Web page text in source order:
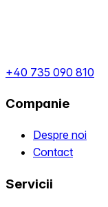
+40 735 090 810
Companie
Despre noi
Contact
Servicii